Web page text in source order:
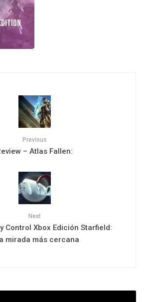
Previous
– Atlas Fallen:
Next
Control Xbox Edición Starfield:
mirada más cercana